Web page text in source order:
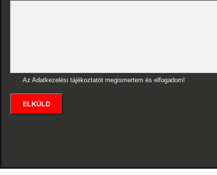
Az Adatkezelési tájékoztatót megismertem és elfogadom!*